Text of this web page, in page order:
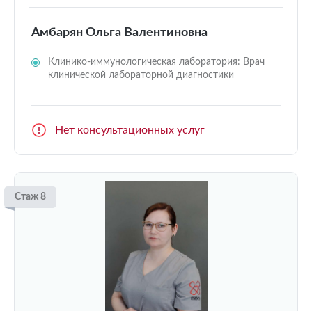
Амбарян Ольга Валентиновна
Клинико-иммунологическая лаборатория: Врач
клинической лабораторной диагностики
Нет консультационных услуг
Стаж 8